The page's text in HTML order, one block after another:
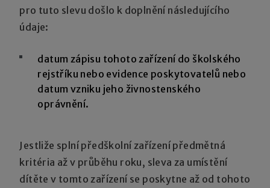
pro tuto slevu došlo k doplnění následujícího
údaje:
datum zápisu tohoto zařízení do školského
rejstříku nebo evidence poskytovatelů nebo
datum vzniku jeho živnostenského
oprávnění.
Jestliže splní předškolní zařízení předmětná
kritéria až v průběhu roku, sleva za umístění
dítěte v tomto zařízení se poskytne až od tohoto